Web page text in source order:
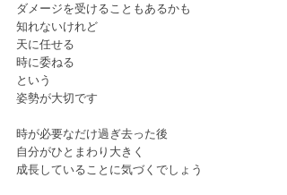
ダメージを受けることもあるかも
知れないけれど
天に任せる
時に委ねる
という
姿勢が大切です
時が必要なだけ過ぎ去った後
自分がひとまわり大きく
成長していることに気づくでしょう